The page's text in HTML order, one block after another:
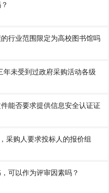
行业范围限定为高校图书馆吗
年未受到过政府采购活动各级
能否要求提供信息安全认证证
采购人要求投标人的报价组
可以作为评审因素吗？